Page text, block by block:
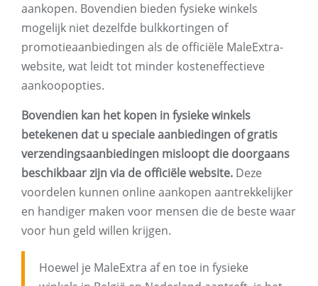
aankopen. Bovendien bieden fysieke winkels
mogelijk niet dezelfde bulkkortingen of
promotieaanbiedingen als de officiële MaleExtra-
website, wat leidt tot minder kosteneffectieve
aankoopopties.
Bovendien kan het kopen in fysieke winkels
betekenen dat u speciale aanbiedingen of gratis
verzendingsaanbiedingen misloopt die doorgaans
beschikbaar zijn via de officiële website. Deze
voordelen kunnen online aankopen aantrekkelijker
en handiger maken voor mensen die de beste waar
voor hun geld willen krijgen.
Hoewel je MaleExtra af en toe in fysieke